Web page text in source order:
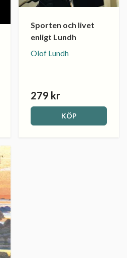
Sporten och livet
enligt Lundh
Olof Lundh
279 kr
KÖP